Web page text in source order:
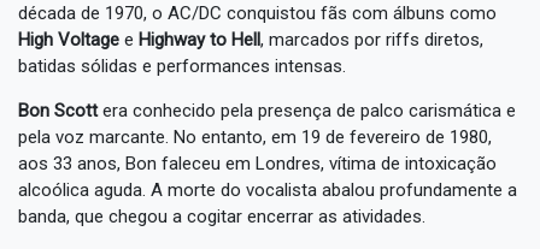
década de 1970, o AC/DC conquistou fãs com álbuns como
High Voltage e Highway to Hell, marcados por riffs diretos,
batidas sólidas e performances intensas.
Bon Scottera conhecido pela presença de palco carismática e
pela voz marcante. No entanto, em 19 de fevereiro de 1980,
aos 33 anos, Bon faleceu em Londres, vítima de intoxicação
alcoólica aguda. A morte do vocalista abalou profundamente a
banda, que chegou a cogitar encerrar as atividades.